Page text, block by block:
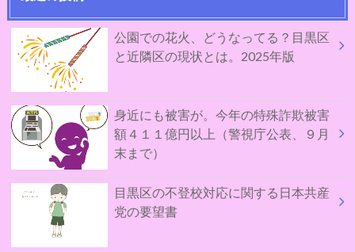
公園での花火、どうなってる？目黒区
と近隣区の現状とは。2025年版
身近にも被害が。今年の特殊詐欺被害
額４１１億円以上（警視庁公表、９月
末まで）
目黒区の不登校対応に関する日本共産
党の要望書